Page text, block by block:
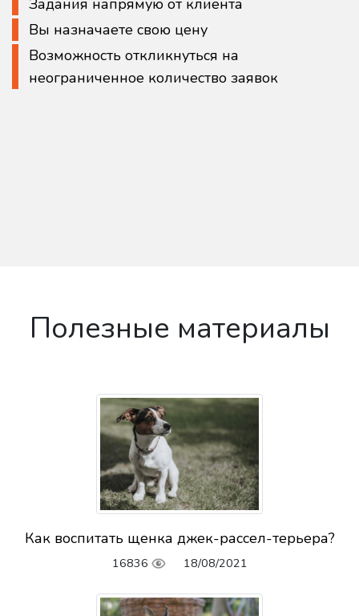
Задания напрямую от клиента
Вы назначаете свою цену
Возможность откликнуться на
неограниченное количество заявок
Полезные материалы
Как воспитать щенка джек-рассел-терьера?
16836 18/08/2021